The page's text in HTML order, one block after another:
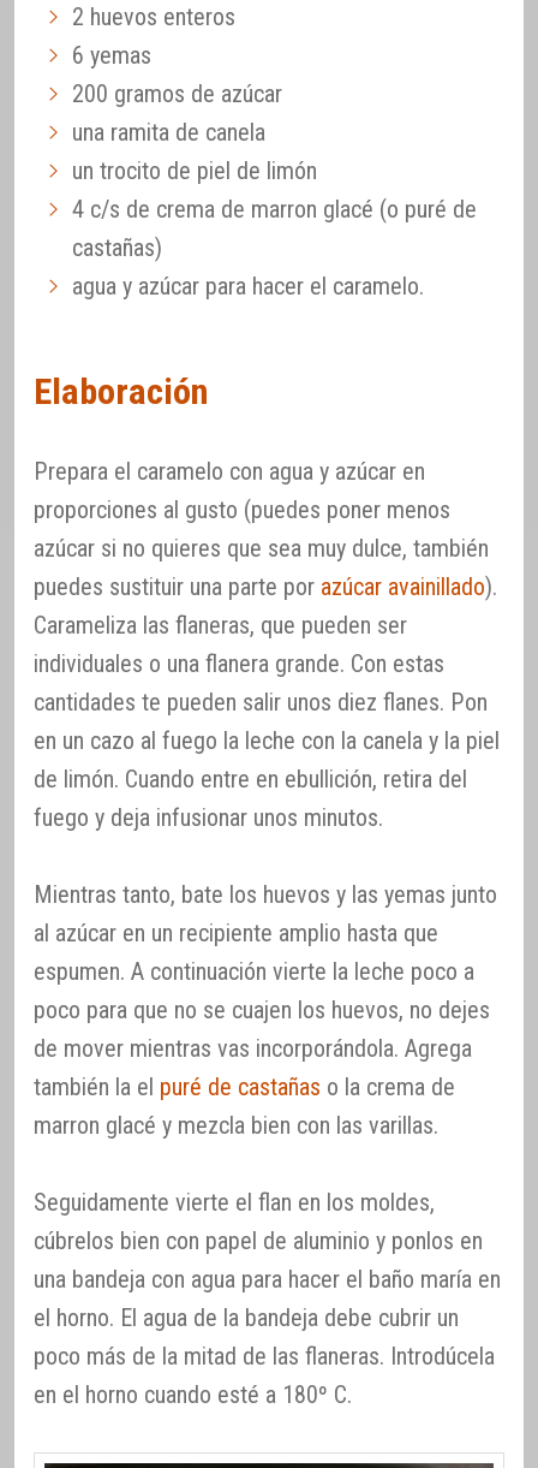
2 huevos enteros
6 yemas
200 gramos de azúcar
una ramita de canela
un trocito de piel de limón
4 c/s de crema de marron glacé (o puré de
castañas)
agua y azúcar para hacer el caramelo.
Elaboración
Prepara el caramelo con agua y azúcar en
proporciones al gusto (puedes poner menos
azúcar si no quieres que sea muy dulce, también
puedes sustituir una parte por azúcar avainillado).
Carameliza las flaneras, que pueden ser
individuales o una flanera grande. Con estas
cantidades te pueden salir unos diez flanes. Pon
en un cazo al fuego la leche con la canela y la piel
de limón. Cuando entre en ebullición, retira del
fuego y deja infusionar unos minutos.
Mientras tanto, bate los huevos y las yemas junto
al azúcar en un recipiente amplio hasta que
espumen. A continuación vierte la leche poco a
poco para que no se cuajen los huevos, no dejes
de mover mientras vas incorporándola. Agrega
también la el puré de castañas o la crema de
marron glacé y mezcla bien con las varillas.
Seguidamente vierte el flan en los moldes,
cúbrelos bien con papel de aluminio y ponlos en
una bandeja con agua para hacer el baño maría en
el horno. El agua de la bandeja debe cubrir un
poco más de la mitad de las flaneras. Introdúcela
en el horno cuando esté a 180º C.